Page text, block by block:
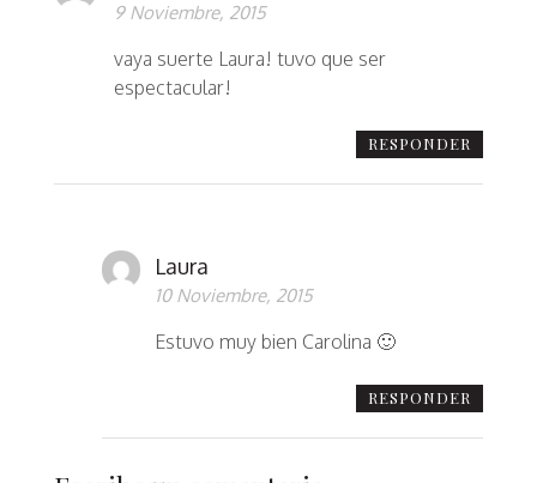
9 Noviembre, 2015
vaya suerte Laura! tuvo que ser
espectacular!
RESPONDER
Laura
10 Noviembre, 2015
Estuvo muy bien Carolina 🙂
RESPONDER